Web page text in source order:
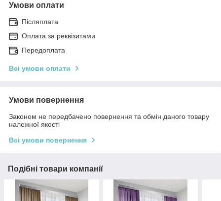
Умови оплати
Післяплата
Оплата за реквізитами
Передоплата
Всі умови оплати
Умови повернення
Законом не передбачено повернення та обмін даного товару
належної якості
Всі умови повернення
Подібні товари компанії